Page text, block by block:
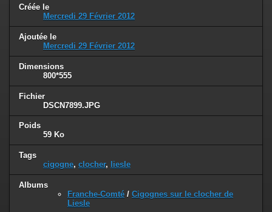
Créée le
Mercredi 29 Février 2012
Ajoutée le
Mercredi 29 Février 2012
Dimensions
800*555
Fichier
DSCN7899.JPG
Poids
59 Ko
Tags
cigogne, clocher, liesle
Albums
Franche-Comté / Cigognes sur le clocher de
Liesle